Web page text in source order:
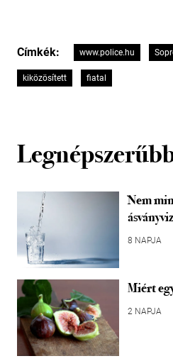
Címkék: www.police.hu
kiközösített fiatal
Nem
8 NAPJA
Miért
2 NAPJA